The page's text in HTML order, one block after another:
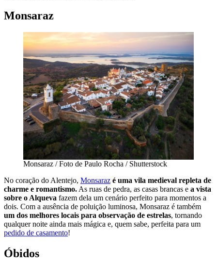
Monsaraz
Monsaraz / Foto de Paulo Rocha / Shutterstock
No coração do Alentejo, Monsaraz é uma vila medieval repleta de
charme e romantismo.As ruas de pedra, as casas brancas e a vista
sobre o Alqueva fazem dela um cenário perfeito para momentos a
dois. Com a ausência de poluição luminosa, Monsaraz é também
um dos melhores locais para observação de estrelas, tornando
qualquer noite ainda mais mágica e, quem sabe, perfeita para um
pedido de casamento!
Óbidos